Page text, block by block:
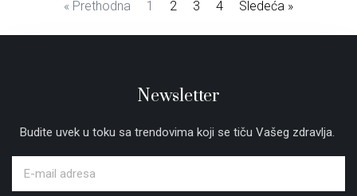
« Prethodna 1 2 3 4 Sledeća »
Newsletter
Budite uvek u toku sa trendovima koji se tiču Vašeg zdravlja.